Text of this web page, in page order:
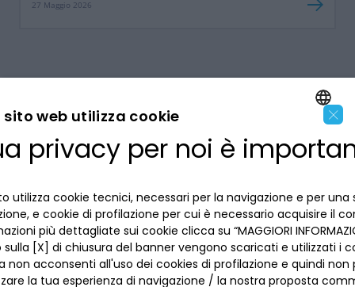
27 Maggio 2026
LA BANCA
Dove siamo
INFORMAZIONI PER IL CLIENTE
Privacy
La tua scelta sui cookies
ACCESSIBILITÀ E APP
ENGLISH
×
sito web utilizza cookie
privacy per noi è
utilizza cookie tecnici, necessari per la navigazione e per una
e cookie di profilazione per cui è necessario acquisire il
più dettagliate sui cookie clicca su “MAGGIORI
[X] di chiusura del banner vengono scaricati e utilizzati i
non acconsenti all'uso dei cookies di profilazione e quindi non
la tua esperienza di navigazione / la nostra proposta